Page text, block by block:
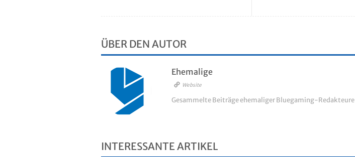
ÜBER DEN AUTOR
Ehemalige
Website
Gesammelte Beiträge ehemaliger Bluegaming-Redakteure
INTERESSANTE ARTIKEL